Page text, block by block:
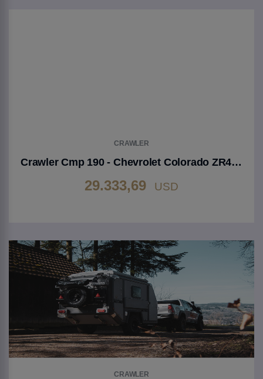
CRAWLER
Crawler Cmp 190 - Chevrolet Colorado ZR4 (American Standard)
29.333,69 USD
CRAWLER